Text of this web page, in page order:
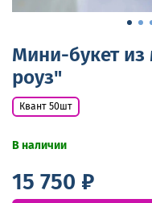
Мини-букет
роуз"
Квант 50шт
В наличии
15 750 ₽